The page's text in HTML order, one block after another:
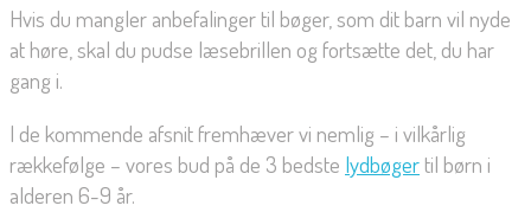
Hvis du mangler anbefalinger til bøger, som dit barn vil nyde
at høre, skal du pudse læsebrillen og fortsætte det, du har
gang i.
I de kommende afsnit fremhæver vi nemlig – i vilkårlig
rækkefølge – vores bud på de 3 bedste lydbøger til børn i
alderen 6-9 år.